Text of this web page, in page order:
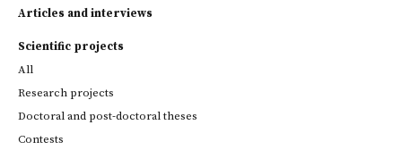
Articles and interviews
Scientific projects
All
Research projects
Doctoral and post-doctoral theses
Contests